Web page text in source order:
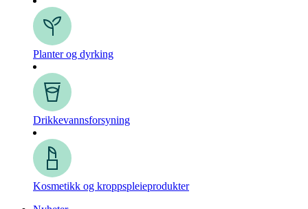
Planter og dyrking
Drikkevanns­forsyning
Kosmetikk og kroppspleie­produkter